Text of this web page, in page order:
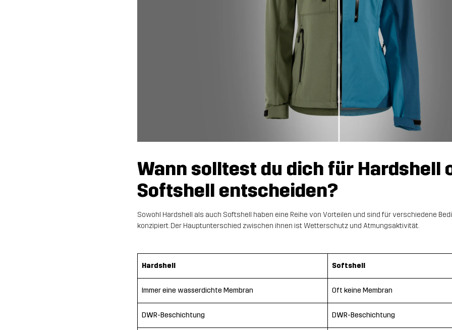
Wann solltest du dich für Hardshell
Softshell entscheiden?
Sowohl Hardshell als auch Softshell haben eine Reihe von Vorteilen und sind für verschiedene
konzipiert. Der Hauptunterschied zwischen ihnen ist Wetterschutz und Atmungsaktivität.
Hardshell Softshell
Immer eine wasserdichte Membran Oft keine Membran
DWR-Beschichtung DWR-Beschichtung